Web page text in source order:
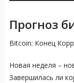
Прогноз
Bitcoin: Конец
Новая неделя –
Завершилась ли